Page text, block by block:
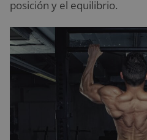
posición y el equilibrio.